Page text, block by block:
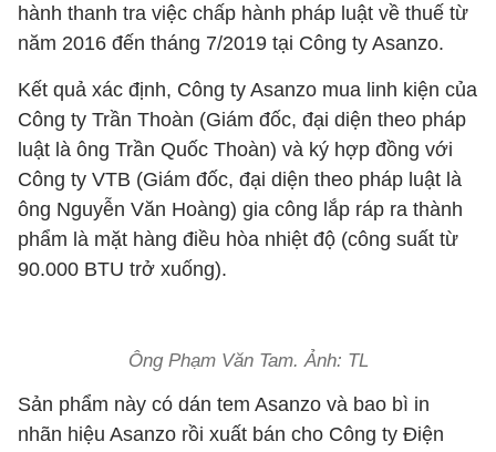
hành thanh tra việc chấp hành pháp luật về thuế từ
năm 2016 đến tháng 7/2019 tại Công ty Asanzo.
Kết quả xác định, Công ty Asanzo mua linh kiện của
Công ty Trần Thoàn (Giám đốc, đại diện theo pháp
luật là ông Trần Quốc Thoàn) và ký hợp đồng với
Công ty VTB (Giám đốc, đại diện theo pháp luật là
ông Nguyễn Văn Hoàng) gia công lắp ráp ra thành
phẩm là mặt hàng điều hòa nhiệt độ (công suất từ
90.000 BTU trở xuống).
Ông Phạm Văn Tam. Ảnh: TL
Sản phẩm này có dán tem Asanzo và bao bì in
nhãn hiệu Asanzo rồi xuất bán cho Công ty Điện